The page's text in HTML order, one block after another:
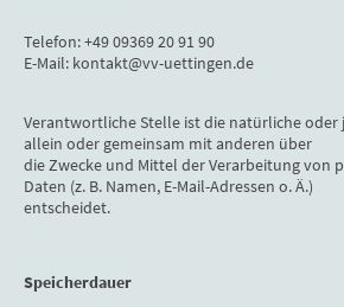
Telefon: +49 09369 20 91 90
E-Mail: kontakt@vv-uettingen.de
Verantwortliche Stelle ist die natürliche oder
allein oder gemeinsam mit anderen über
die Zwecke und Mittel der Verarbeitung von
Daten (z. B. Namen, E-Mail-Adressen o. Ä.)
entscheidet.
Speicherdauer